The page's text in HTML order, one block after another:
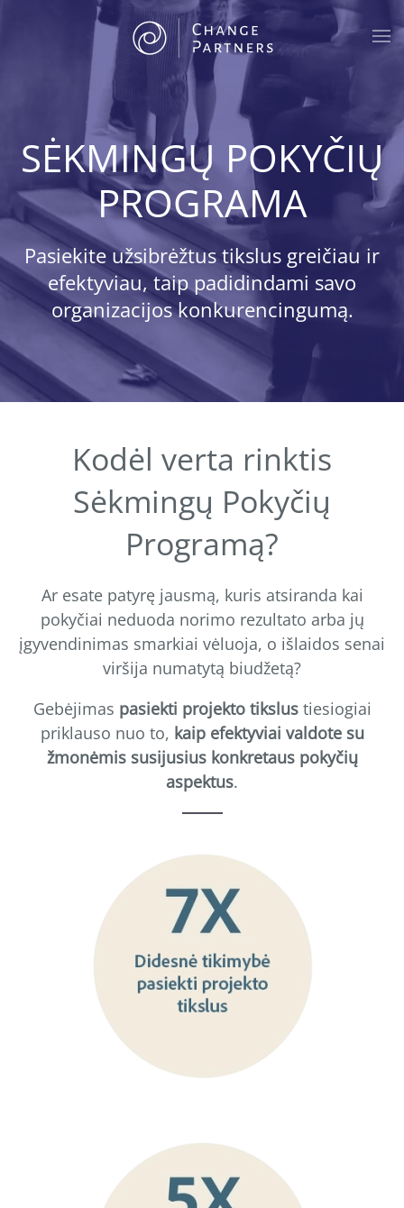
Skip to main content
SĖKMINGŲ POKYČIŲ
PROGRAMA
Pasiekite užsibrėžtus tikslus greičiau ir
efektyviau, taip padidindami savo
organizacijos konkurencingumą.
Kodėl verta rinktis
Sėkmingų Pokyčių
Programą?
Ar esate patyrę jausmą, kuris atsiranda kai
pokyčiai neduoda norimo rezultato arba jų
įgyvendinimas smarkiai vėluoja, o išlaidos senai
viršija numatytą biudžetą?
Gebėjimas pasiekti projekto tikslustiesiogiai
priklauso nuo to, kaip efektyviai valdote su
žmonėmis susijusius konkretaus pokyčių
aspektus.